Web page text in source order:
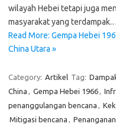
wilayah Hebei tetapi juga
masyarakat yang
Read More: Gempa Hebei
China Utara »
Category: Artikel Tag:
China , Gempa Hebei 1966,
penanggulangan bencana ,
Mitigasi bencana ,